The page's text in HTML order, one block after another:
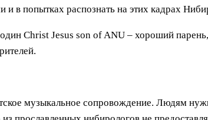
в попытках распознать на этих кадрах
Christ Jesus son of ANU – хороший
музыкальное сопровождение. Людям